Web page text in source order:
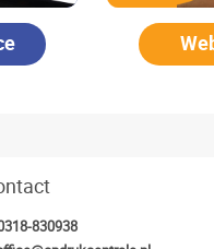
830938